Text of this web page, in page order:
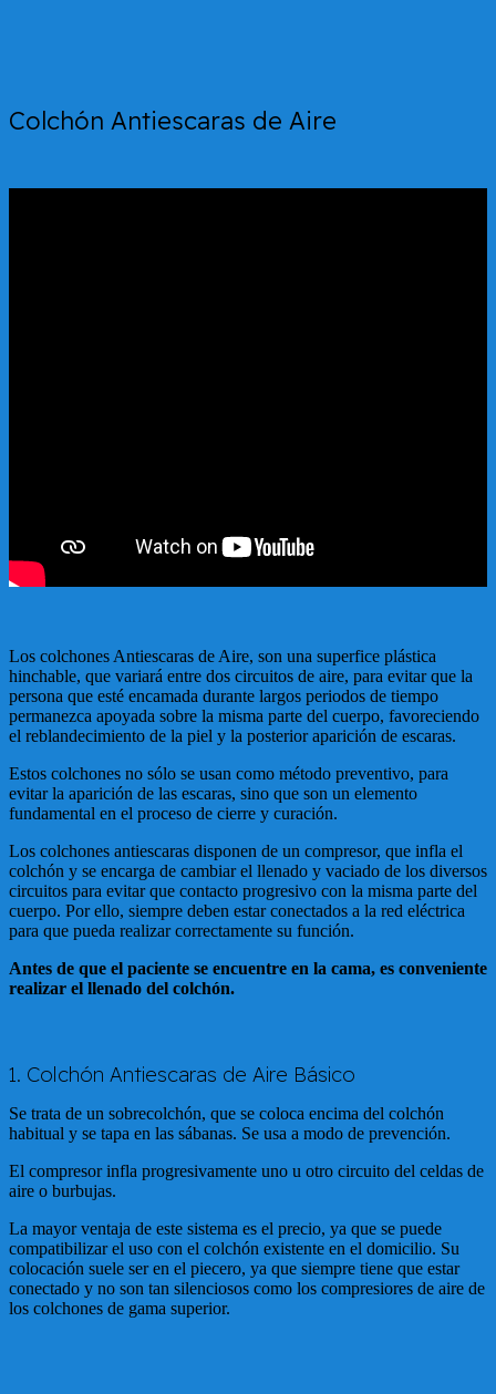
Colchón Antiescaras de Aire
Los colchones Antiescaras de Aire, son una superfice plástica
hinchable, que variará entre dos circuitos de aire, para evitar que la
persona que esté encamada durante largos periodos de tiempo
permanezca apoyada sobre la misma parte del cuerpo, favoreciendo
el reblandecimiento de la piel y la posterior aparición de escaras.
Estos colchones no sólo se usan como método preventivo, para
evitar la aparición de las escaras, sino que son un elemento
fundamental en el proceso de cierre y curación.
Los colchones antiescaras disponen de un compresor, que infla el
colchón y se encarga de cambiar el llenado y vaciado de los diversos
circuitos para evitar que contacto progresivo con la misma parte del
cuerpo. Por ello, siempre deben estar conectados a la red eléctrica
para que pueda realizar correctamente su función.
Antes de que el paciente se encuentre en la cama, es conveniente
realizar el llenado del colchón.
1. Colchón Antiescaras de Aire Básico
Se trata de un sobrecolchón, que se coloca encima del colchón
habitual y se tapa en las sábanas. Se usa a modo de prevención.
El compresor infla progresivamente uno u otro circuito del celdas de
aire o burbujas.
La mayor ventaja de este sistema es el precio, ya que se puede
compatibilizar el uso con el colchón existente en el domicilio. Su
colocación suele ser en el piecero, ya que siempre tiene que estar
conectado y no son tan silenciosos como los compresiores de aire de
los colchones de gama superior.